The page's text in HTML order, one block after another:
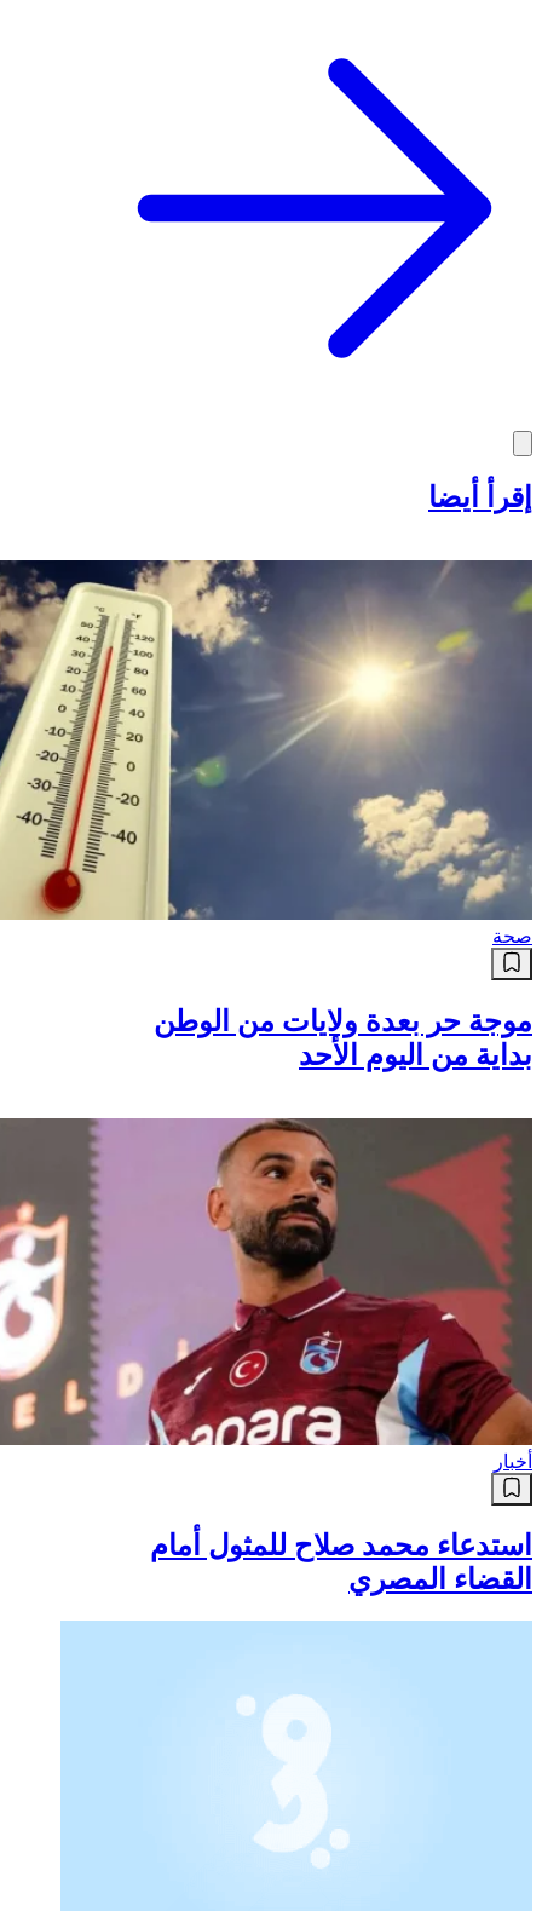
إقرأ أيضا
صحة
موجة حر بعدة ولايات من الوطن
بداية من اليوم الأحد
أخبار
استدعاء محمد صلاح للمثول أمام
القضاء المصري